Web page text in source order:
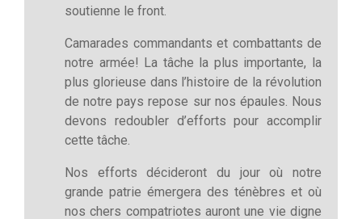
soutienne le front.
Camarades commandants et combattants de
notre armée! La tâche la plus importante, la
plus glorieuse dans l’histoire de la révolution
de notre pays repose sur nos épaules. Nous
devons redoubler d’efforts pour accomplir
cette tâche.
Nos efforts décideront du jour où notre
grande patrie émergera des ténèbres et où
nos chers compatriotes auront une vie digne